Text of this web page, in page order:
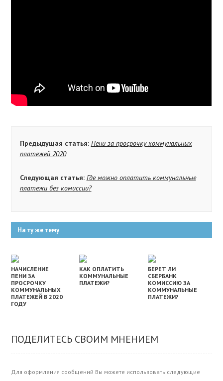
Предыдущая статья: Пени за просрочку коммунальных
платежей 2020
Следующая статья: Где можно оплатить коммунальные
платежи без комиссии?
На ту же тему
НАЧИСЛЕНИЕ
ПЕНИ ЗА
ПРОСРОЧКУ
КОММУНАЛЬНЫХ
ПЛАТЕЖЕЙ В 2020
ГОДУ
КАК ОПЛАТИТЬ
КОММУНАЛЬНЫЕ
ПЛАТЕЖИ?
БЕРЕТ ЛИ
СБЕРБАНК
КОМИССИЮ ЗА
КОММУНАЛЬНЫЕ
ПЛАТЕЖИ?
ПОДЕЛИТЕСЬ СВОИМ МНЕНИЕМ
Для оформления сообщений Вы можете использовать следующие